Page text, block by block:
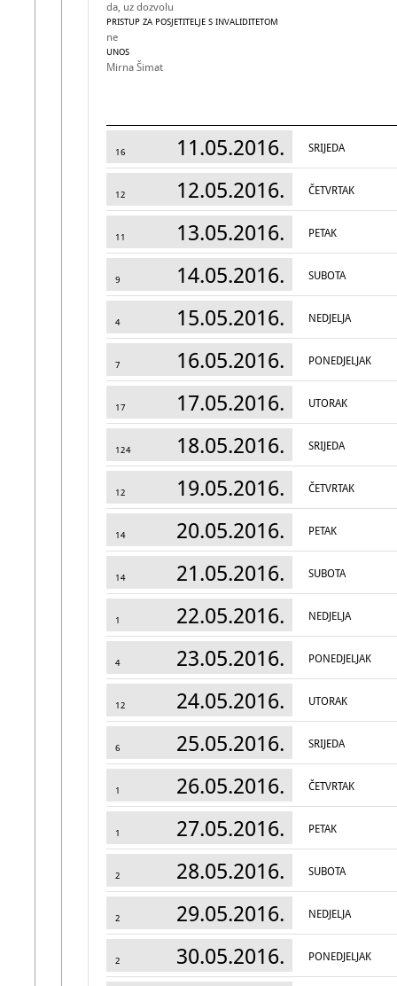
da, uz dozvolu
PRISTUP ZA POSJETITELJE S INVALIDITETOM
ne
UNOS
Mirna Šimat
16 11.05.2016. SRIJEDA
12 12.05.2016. ČETVRTAK
11 13.05.2016. PETAK
9 14.05.2016. SUBOTA
4 15.05.2016. NEDJELJA
7 16.05.2016. PONEDJELJAK
17 17.05.2016. UTORAK
124 18.05.2016. SRIJEDA
12 19.05.2016. ČETVRTAK
14 20.05.2016. PETAK
14 21.05.2016. SUBOTA
1 22.05.2016. NEDJELJA
4 23.05.2016. PONEDJELJAK
12 24.05.2016. UTORAK
6 25.05.2016. SRIJEDA
1 26.05.2016. ČETVRTAK
1 27.05.2016. PETAK
2 28.05.2016. SUBOTA
2 29.05.2016. NEDJELJA
2 30.05.2016. PONEDJELJAK